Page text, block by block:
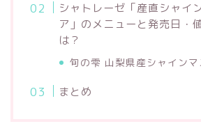
シャトレーゼ「産直シャイ
ア」のメニューと発売日・
は？
旬の雫 山梨県産シャインマ
まとめ